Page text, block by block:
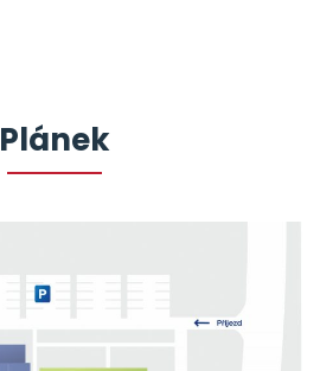
Plánek